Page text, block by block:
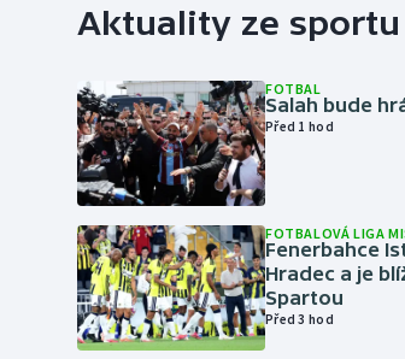
Aktuality ze sportu
FOTBAL
Salah bude
Před 1 hod
FOTBALOVÁ LIGA
Fenerbahce
Hradec a je
Spartou
Před 3 hod